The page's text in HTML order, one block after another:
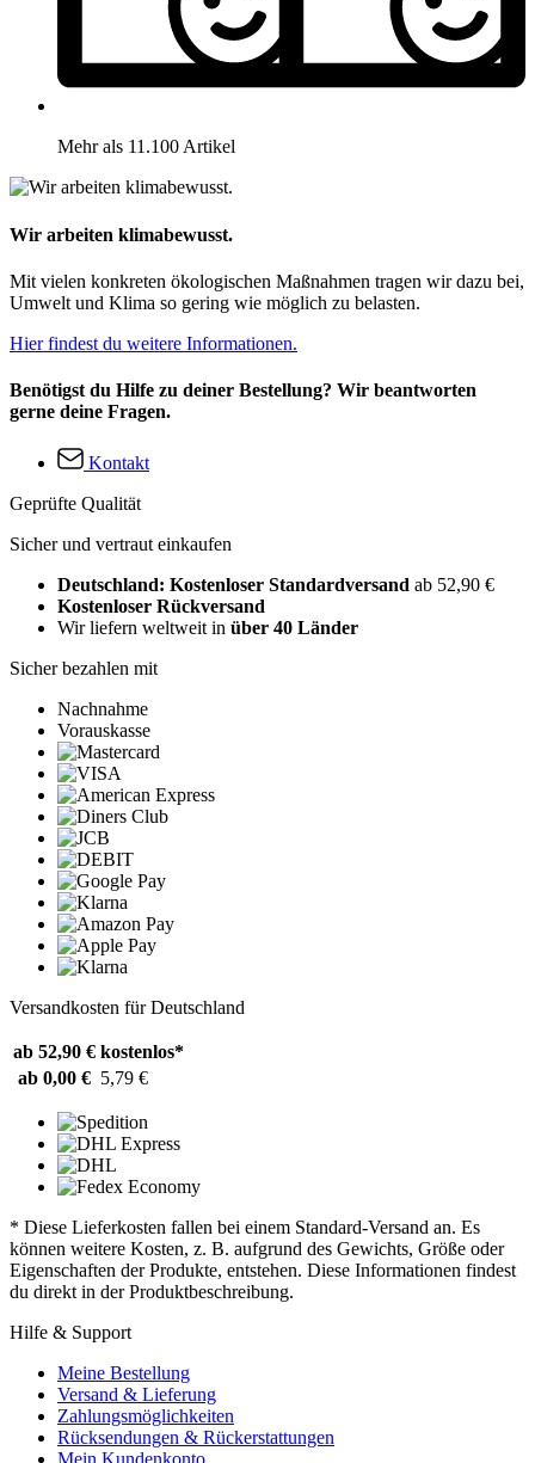
Mehr als 11.100 Artikel
Wir arbeiten klimabewusst.
Mit vielen konkreten ökologischen Maßnahmen tragen wir dazu bei,
Umwelt und Klima so gering wie möglich zu belasten.
Hier findest du weitere Informationen.
Benötigst du Hilfe zu deiner Bestellung? Wir beantworten
gerne deine Fragen.
Kontakt
Geprüfte Qualität
Sicher und vertraut einkaufen
Deutschland: Kostenloser Standardversand ab 52,90 €
Kostenloser Rückversand
Wir liefern weltweit in über 40 Länder
Sicher bezahlen mit
Nachnahme
Vorauskasse
Versandkosten für Deutschland
ab 52,90 € kostenlos*
ab 0,00 € 5,79 €
* Diese Lieferkosten fallen bei einem Standard-Versand an. Es
können weitere Kosten, z. B. aufgrund des Gewichts, Größe oder
Eigenschaften der Produkte, entstehen. Diese Informationen findest
du direkt in der Produktbeschreibung.
Hilfe & Support
Meine Bestellung
Versand & Lieferung
Zahlungsmöglichkeiten
Rücksendungen & Rückerstattungen